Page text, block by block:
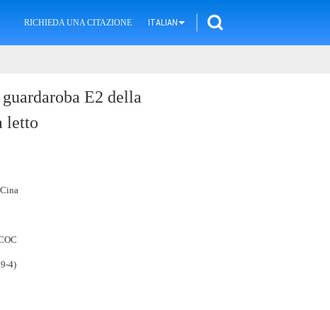
RICHIEDA UNA CITAZIONE ITALIAN
E2 della
letto
4)